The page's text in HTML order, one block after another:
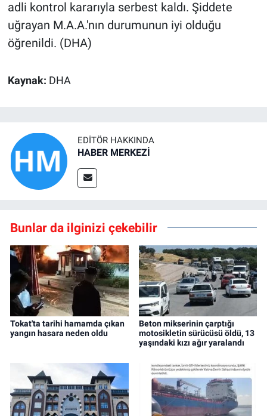
adli kontrol kararıyla serbest kaldı. Şiddete
uğrayan M.A.A.'nın durumunun iyi olduğu
öğrenildi. (DHA)
Kaynak: DHA
EDITÖR HAKKINDA
HABER MERKEZİ
Bunlar da ilginizi çekebilir
Tokat'ta tarihi hamamda çıkan
yangın hasara neden oldu
Beton mikserinin çarptığı
motosikletin sürücüsü öldü, 13
yaşındaki kızı ağır yaralandı